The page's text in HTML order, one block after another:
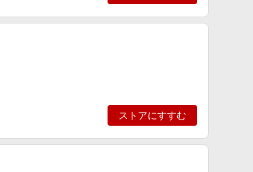
ストアにすすむ